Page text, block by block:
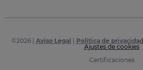
©2026| Aviso Legal Política de privacidad
Ajustes de cookies
Certificaciones